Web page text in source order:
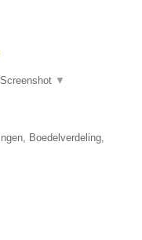
Screenshot ▼
Boedelverdeling,